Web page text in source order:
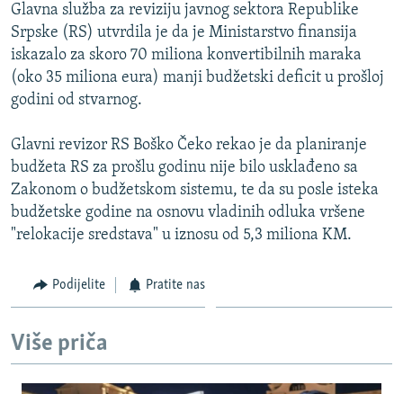
FOTOGALERIJE
INFOGRAFIKE
RAT U UKRAJINI
KINA NA BALKANU
RSE PRIČE IZ SVIJETA
ISPRIČAJ MI
DNEVNO@RSE
SPECIJALI RSE
VIŠE OD NASLOVA
GENOCID U SREBRENICI
TV LIBERTY
POST SCRIPTUM
PRATITE NAS
Sve RFE/RL stranice
Glavna služba za reviziju javnog sektora Republike
Srpske (RS) utvrdila je da je Ministarstvo finansija
iskazalo za skoro 70 miliona konvertibilnih maraka
(oko 35 miliona eura) manji budžetski deficit u prošloj
godini od stvarnog.
Glavni revizor RS Boško Čeko rekao je da planiranje
budžeta RS za prošlu godinu nije bilo usklađeno sa
Zakonom o budžetskom sistemu, te da su posle isteka
budžetske godine na osnovu vladinih odluka vršene
"relokacije sredstava" u iznosu od 5,3 miliona KM.
Podijelite Pratite nas
Više priča